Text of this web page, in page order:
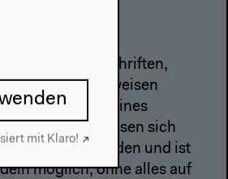
Sprachen, Schriften,
und Lernweisen
Matrix eines
denkbar? Lassen sich
finden und ist
möglich, ohne alles auf
mit Klaro!